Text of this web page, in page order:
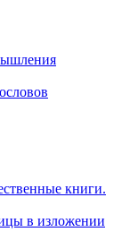
книги.
в изложении